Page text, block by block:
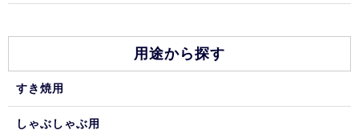
用途から探す
すき焼用
しゃぶしゃぶ用